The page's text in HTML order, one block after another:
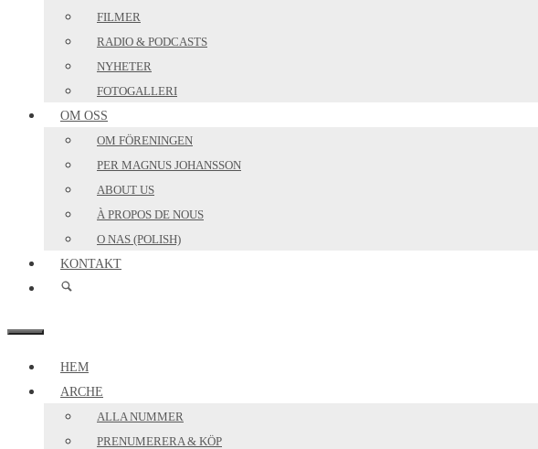
FILMER
RADIO & PODCASTS
NYHETER
FOTOGALLERI
OM OSS
OM FÖRENINGEN
PER MAGNUS JOHANSSON
ABOUT US
À PROPOS DE NOUS
O NAS (POLISH)
KONTAKT
MENY
HEM
ARCHE
ALLA NUMMER
PRENUMERERA & KÖP